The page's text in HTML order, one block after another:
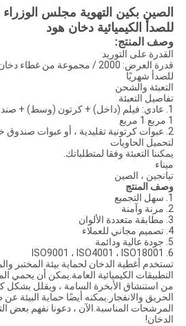
الصين بكين التهوية مجلس الوزراء
للصدأ الكيميائية دخان هود
وصف المنتج:
القدرة على التوريد
قدرة العرض: 2000 / مجموعة من غطاء
للصدأ شهريًا
التعبئة والشحن
تفاصيل التعبئة
1. عادي: فيلم (داخل) + كرتون (وسط) +
1 مربع 1 مربع
2. عبوات كرتونية تقليدية ، أو عبوات
لتحميل الحاويات
يمكننا التعبئة وفقا لمتطلباتك.
ميناء
تيانجين ، الصين
وصف المنتج
1. سهل التجميع
2. مرنة وآمنة
3. مطابقة متعددة الألوان
4. تصميم مجاني للعملاء
5. جودة عالية ودائمة
6. ISO9001 ، ISO4001 ، ISO18001
تستخدم أغطية الدخان لحماية بيئة المختبر
التطبيقات الكيميائية العامة.يمكن أن
من استنشاق الأبخرة السامة ، ويقلل بشكل
الحريق والانفجار.يمكنه أيضًا حماية البيئة
المرشحات المناسبة.الآن ، دعونا نفهم بعض
الدخان!